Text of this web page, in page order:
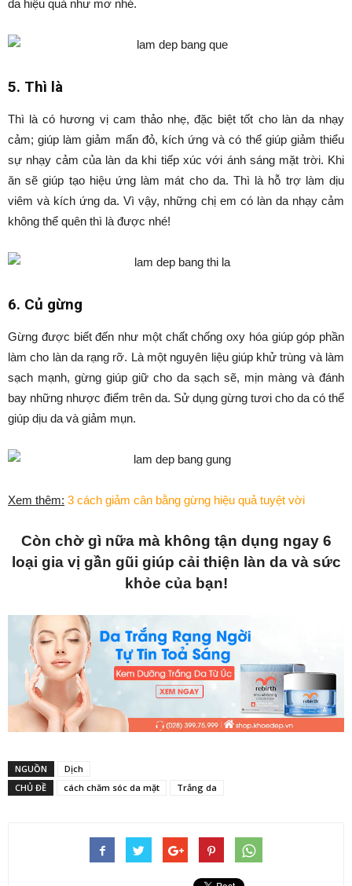
da hiệu quả như mơ nhé.
5. Thì là
Thì là có hương vị cam thảo nhẹ, đặc biệt tốt cho làn da nhạy
cảm; giúp làm giảm mẩn đỏ, kích ứng và có thể giúp giảm thiểu
sự nhạy cảm của làn da khi tiếp xúc với ánh sáng mặt trời. Khi
ăn sẽ giúp tạo hiệu ứng làm mát cho da. Thì là hỗ trợ làm dịu
viêm và kích ứng da. Vì vậy, những chị em có làn da nhạy cảm
không thể quên thì là được nhé!
6. Củ gừng
Gừng được biết đến như một chất chống oxy hóa giúp góp phần
làm cho làn da rạng rỡ. Là một nguyên liệu giúp khử trùng và làm
sạch mạnh, gừng giúp giữ cho da sạch sẽ, mịn màng và đánh
bay những nhược điểm trên da. Sử dụng gừng tươi cho da có thể
giúp dịu da và giảm mụn.
Xem thêm: 3 cách giảm cân bằng gừng hiệu quả tuyệt vời
Còn chờ gì nữa mà không tận dụng ngay 6
loại gia vị gần gũi giúp cải thiện làn da và sức
khỏe của bạn!
NGUỒN
Dịch
CHỦ ĐỀ
cách chăm sóc da mặt Trắng da